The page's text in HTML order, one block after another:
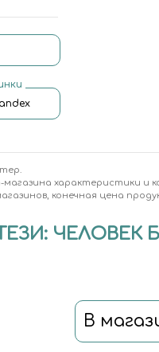
характеристики и
конечная цена
В